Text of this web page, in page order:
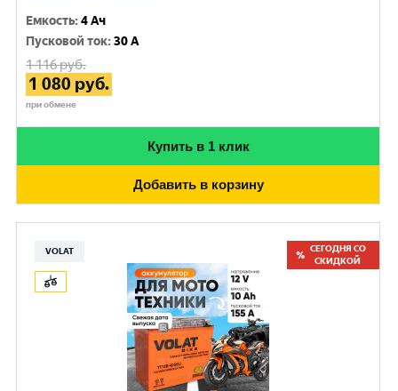
Емкость:4 Ач
Пусковой ток:30 A
1 116руб.
1 080 руб.
при обмене
Купить в 1 клик
Добавить в корзину
VOLAT
СЕГОДНЯ СО
СКИДКОЙ